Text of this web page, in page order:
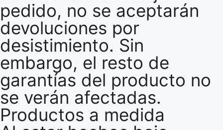
pedido, no se aceptarán
devoluciones por
desistimiento. Sin
embargo, el resto de
garantías del producto no
se verán afectadas.
Productos a medida